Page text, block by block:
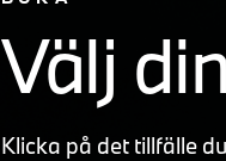
Välj
Klicka på det tillfälle